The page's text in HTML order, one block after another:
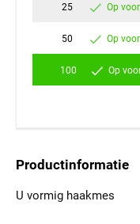
25 Op
50 Op
100 Op
Productinformatie
U vormig haakmes